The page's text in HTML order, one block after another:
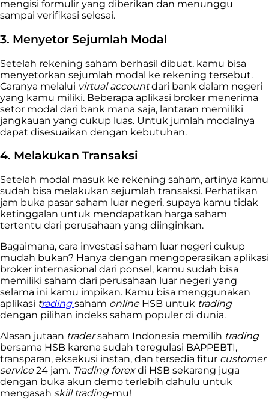
mengisi formulir yang diberikan dan menunggu
sampai verifikasi selesai.
3. Menyetor Sejumlah Modal
Setelah rekening saham berhasil dibuat, kamu bisa
menyetorkan sejumlah modal ke rekening tersebut.
Caranya melalui virtual accountdari bank dalam negeri
yang kamu miliki. Beberapa aplikasi broker menerima
setor modal dari bank mana saja, lantaran memiliki
jangkauan yang cukup luas. Untuk jumlah modalnya
dapat disesuaikan dengan kebutuhan.
4. Melakukan Transaksi
Setelah modal masuk ke rekening saham, artinya kamu
sudah bisa melakukan sejumlah transaksi. Perhatikan
jam buka pasar saham luar negeri, supaya kamu tidak
ketinggalan untuk mendapatkan harga saham
tertentu dari perusahaan yang diinginkan.
Bagaimana, cara investasi saham luar negeri cukup
mudah bukan? Hanya dengan mengoperasikan aplikasi
broker internasional dari ponsel, kamu sudah bisa
memiliki saham dari perusahaan luar negeri yang
selama ini kamu impikan. Kamu bisa menggunakan
aplikasi tradingsaham onlineHSB untuk trading
dengan pilihan indeks saham populer di dunia.
Alasan jutaan tradersaham Indonesia memilih trading
bersama HSB karena sudah teregulasi BAPPEBTI,
transparan, eksekusi instan, dan tersedia fitur customer
service24 jam. Trading forexdi HSB sekarang juga
dengan buka akun demo terlebih dahulu untuk
mengasah skill trading-mu!